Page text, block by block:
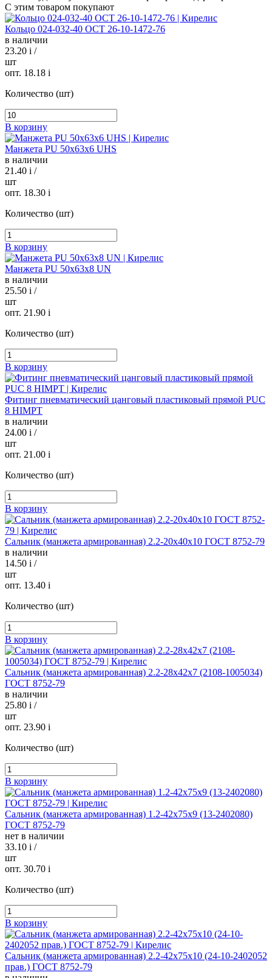
С этим товаром покупают
Кольцо 024-032-40 ОСТ 26-10-1472-76
в наличии
23.20 i /
шт
опт. 18.18 i
Количество (шт)
В корзину
Манжета PU 50х63х6 UHS
в наличии
21.40 i /
шт
опт. 18.30 i
Количество (шт)
В корзину
Манжета PU 50х63х8 UN
в наличии
25.50 i /
шт
опт. 21.90 i
Количество (шт)
В корзину
Фитинг пневматический цанговый пластиковый прямой PUC
8 HIMPT
в наличии
24.00 i /
шт
опт. 21.00 i
Количество (шт)
В корзину
Сальник (манжета армированная) 2.2-20х40х10 ГОСТ 8752-79
в наличии
14.50 i /
шт
опт. 13.40 i
Количество (шт)
В корзину
Сальник (манжета армированная) 2.2-28х42х7 (2108-1005034)
ГОСТ 8752-79
в наличии
25.80 i /
шт
опт. 23.90 i
Количество (шт)
В корзину
Сальник (манжета армированная) 1.2-42х75х9 (13-2402080)
ГОСТ 8752-79
нет в наличии
33.10 i /
шт
опт. 30.70 i
Количество (шт)
В корзину
Сальник (манжета армированная) 2.2-42х75х10 (24-10-2402052
прав.) ГОСТ 8752-79